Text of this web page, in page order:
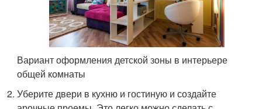
Вариант оформления детской зоны в интерьере
общей комнаты
Уберите двери в кухню и гостиную и создайте